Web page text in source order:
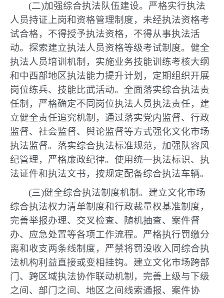
(二)加强综合执法队伍建设。严格实行执法
人员持证上岗和资格管理制度，未经执法资格考
试合格，不得授予执法资格，不得从事执法活
动。探索建立执法人员资格等级考试制度。健全
执法人员培训机制，实施业务技能训练考核大纲
和中西部地区执法能力提升计划，定期组织开展
岗位练兵、技能比武活动。全面落实综合执法责
任制，严格确定不同岗位执法人员执法责任，建
立健全责任追究机制，通过落实党内监督、行政
监督、社会监督、舆论监督等方式强化文化市场
执法监督。落实综合执法标准规范，加强队容风
纪管理，严格廉政纪律。使用统一执法标识、执
法证件和执法文书，按规定配备综合执法车辆。
(三)健全综合执法制度机制。建立文化市场
综合执法权力清单制度和行政裁量权基准制度，
完善举报办理、交叉检查、随机抽查、案件督
办、应急处置等各项工作流程。严格执行罚缴分
离和收支两条线制度，严禁将罚没收入同综合执
法机构利益直接或变相挂钩。建立文化市场跨部
门、跨区域执法协作联动机制，完善上级与下级
之间、部门之间、地区之间线索通报、案件协